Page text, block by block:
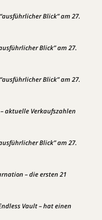
Blick” am 27.
Blick” am 27.
Blick” am 27.
aktuelle Verkaufszahlen
Blick” am 27.
– die ersten 21
Vault – hat einen